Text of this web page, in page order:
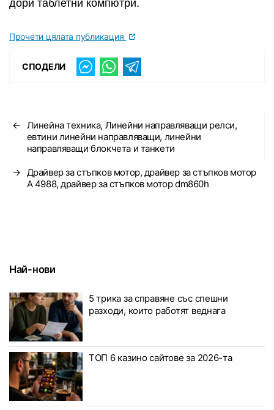
Прочети цялата публикация
СПОДЕЛИ
← Линейна техника, Линейни направляващи релси,
евтини линейни направляващи, линейни
направляващи блокчета и танкети
→ Драйвер за стъпков мотор, драйвер за стъпков мотор
А 4988, драйвер за стъпков мотор dm860h
Най-нови
5 трика за справяне със спешни
разходи, които работят веднага
ТОП 6 казино сайтове за 2026-та